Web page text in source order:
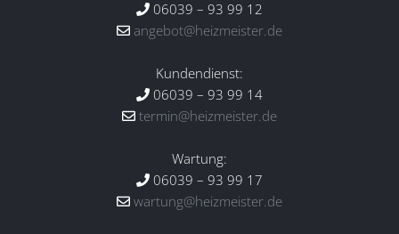
06039 – 93 99 12
angebot@heizmeister.de
Kundendienst:
06039 – 93 99 14
termin@heizmeister.de
Wartung:
06039 – 93 99 17
wartung@heizmeister.de